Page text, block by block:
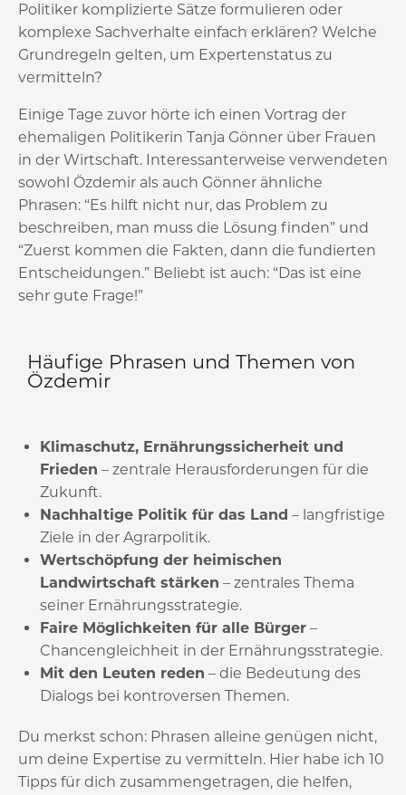
Politiker komplizierte Sätze formulieren oder
komplexe Sachverhalte einfach erklären? Welche
Grundregeln gelten, um Expertenstatus zu
vermitteln?
Einige Tage zuvor hörte ich einen Vortrag der
ehemaligen Politikerin Tanja Gönner über Frauen
in der Wirtschaft. Interessanterweise verwendeten
sowohl Özdemir als auch Gönner ähnliche
Phrasen: “Es hilft nicht nur, das Problem zu
beschreiben, man muss die Lösung finden” und
“Zuerst kommen die Fakten, dann die fundierten
Entscheidungen.” Beliebt ist auch: “Das ist eine
sehr gute Frage!”
Häufige Phrasen und Themen von
Özdemir
Klimaschutz, Ernährungssicherheit und
Frieden – zentrale Herausforderungen für die
Zukunft.
Nachhaltige Politik für das Land – langfristige
Ziele in der Agrarpolitik.
Wertschöpfung der heimischen
Landwirtschaft stärken – zentrales Thema
seiner Ernährungsstrategie.
Faire Möglichkeiten für alle Bürger –
Chancengleichheit in der Ernährungsstrategie.
Mit den Leuten reden – die Bedeutung des
Dialogs bei kontroversen Themen.
Du merkst schon: Phrasen alleine genügen nicht,
um deine Expertise zu vermitteln. Hier habe ich 10
Tipps für dich zusammengetragen, die helfen,